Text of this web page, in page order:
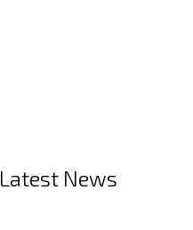
Latest News